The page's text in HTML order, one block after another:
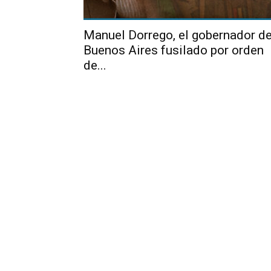
Manuel Dorrego, el gobernador
Buenos Aires fusilado por orden
de...